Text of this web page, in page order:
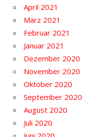
April 2021
März 2021
Februar 2021
Januar 2021
Dezember 2020
November 2020
Oktober 2020
September 2020
August 2020
Juli 2020